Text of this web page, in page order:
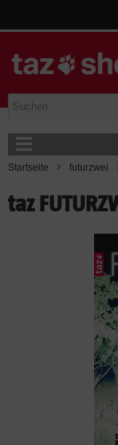
Startseite futurzwei
taz